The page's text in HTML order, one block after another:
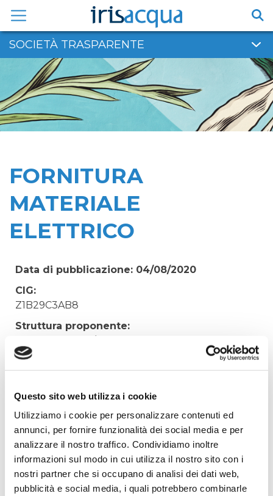
Questo sito web utilizza i cookie
Utilizziamo i cookie per personalizzare contenuti ed
annunci, per fornire funzionalità dei social media e per
analizzare il nostro traffico. Condividiamo inoltre
informazioni sul modo in cui utilizza il nostro sito con i
nostri partner che si occupano di analisi dei dati web,
pubblicità e social media, i quali potrebbero combinarle
contenuto
SOCIETÀ TRASPARENTE
FORNITURA
MATERIALE
ELETTRICO
Data di pubblicazione: 04/08/2020
CIG:
Z1B29C3AB8
Struttura proponente:
Tecnico
FORNITURA MATERIALE ELETTRICO
Elenco operatori invitati:
Codice Fiscale:
Procedura di scelta:
Affidamento ai sensi del Regolamento Generale
Aziendale per Lavori Servizi e Forniture